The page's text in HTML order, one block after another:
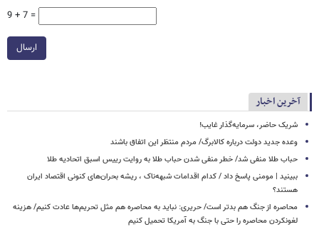
9 + 7 =
ارسال
آخرین اخبار
شریک حاضر، سرمایه‌گذار غایب!
وعده جدید دولت درباره کالابرگ/ مردم منتظر این اتفاق باشند
حباب طلا منفی شد/ خطر منفی شدن حباب طلا به روایت رییس اسبق اتحادیه طلا
ببینید | مومنی پاسخ داد / کدام اقدامات شبهه‌ناک ، ریشه بحران‌های کنونی اقتصاد ایران
هستند؟
محاصره از جنگ هم بدتر است/ حریری: نباید به محاصره هم مثل تحریم‌ها عادت کنیم/ هزینه
لغونکردن محاصره را حتی با جنگ به آمریکا تحمیل کنیم